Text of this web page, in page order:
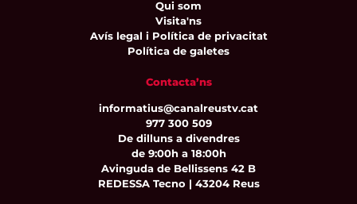
Qui som
Visita'ns
Avís legal i Política de privacitat
Política de galetes
Contacta’ns
informatius@canalreustv.cat
977 300 509
De dilluns a divendres
de 9:00h a 18:00h
Avinguda de Bellissens 42 B
REDESSA Tecno | 43204 Reus